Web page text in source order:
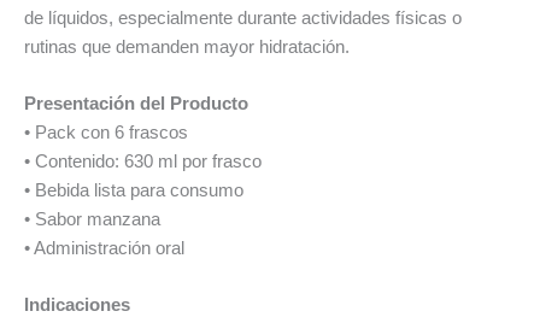
de líquidos, especialmente durante actividades físicas o
rutinas que demanden mayor hidratación.
Presentación del Producto
• Pack con 6 frascos
• Contenido: 630 ml por frasco
• Bebida lista para consumo
• Sabor manzana
• Administración oral
Indicaciones